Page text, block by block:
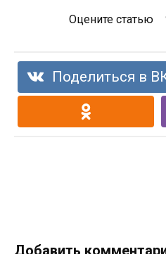
Оцените статью
Поделиться в